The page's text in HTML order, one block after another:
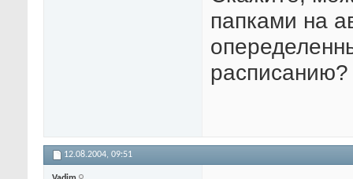
папками на
расписанию?
12.08.2004, 09:51